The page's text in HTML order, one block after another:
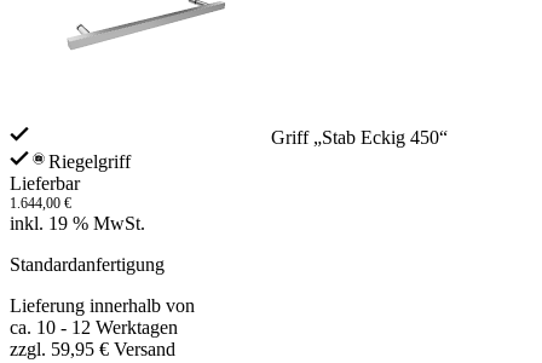
Griff „Stab Eckig 450“
Riegelgriff
Lieferbar
1.644,00 €
inkl. 19 % MwSt.
Standardanfertigung
Lieferung innerhalb von
ca. 10 - 12 Werktagen
zzgl. 59,95 € Versand